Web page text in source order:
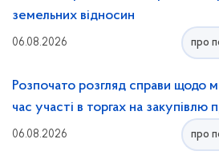
земельних відносин
06.08.2026 про
Розпочато розгляд справи щодо
час участі в торгах на закупівлю
06.08.2026 про